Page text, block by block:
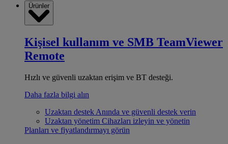
Ürünler
Kişisel kullanım ve SMB TeamViewer
Remote
Hızlı ve güvenli uzaktan erişim ve BT desteği.
Daha fazla bilgi alın
Uzaktan destek Anında ve güvenli destek verin
Uzaktan yönetim Cihazları izleyin ve yönetin
Planları ve fiyatlandırmayı görün